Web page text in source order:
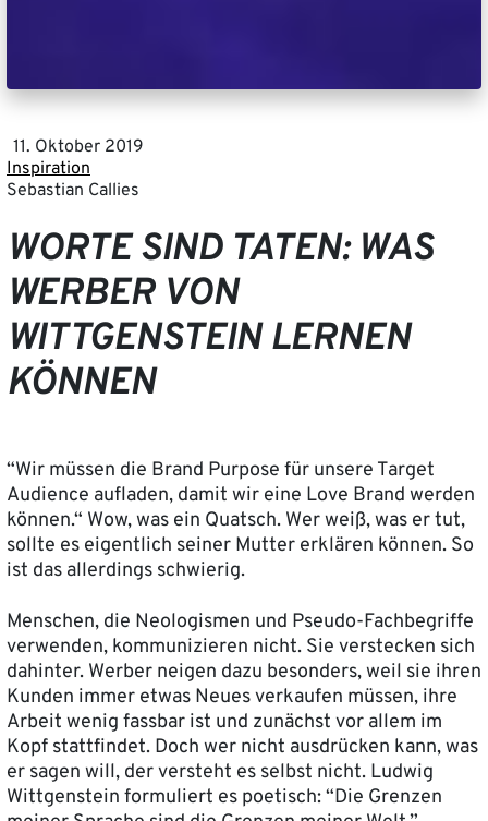
11. Oktober 2019
Inspiration
Sebastian Callies
WORTE SIND TATEN: WAS
WERBER VON
WITTGENSTEIN LERNEN
KÖNNEN
“Wir müssen die Brand Purpose für unsere Target
Audience aufladen, damit wir eine Love Brand werden
können.“ Wow, was ein Quatsch. Wer weiß, was er tut,
sollte es eigentlich seiner Mutter erklären können. So
ist das allerdings schwierig.
Menschen, die Neologismen und Pseudo-Fachbegriffe
verwenden, kommunizieren nicht. Sie verstecken sich
dahinter. Werber neigen dazu besonders, weil sie ihren
Kunden immer etwas Neues verkaufen müssen, ihre
Arbeit wenig fassbar ist und zunächst vor allem im
Kopf stattfindet. Doch wer nicht ausdrücken kann, was
er sagen will, der versteht es selbst nicht. Ludwig
Wittgenstein formuliert es poetisch: “Die Grenzen